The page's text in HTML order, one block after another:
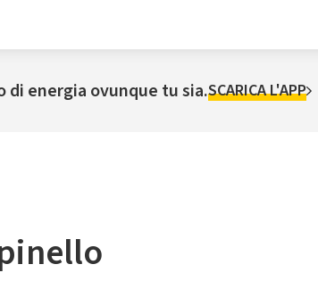
di energia ovunque tu sia.SCARICA L'APP